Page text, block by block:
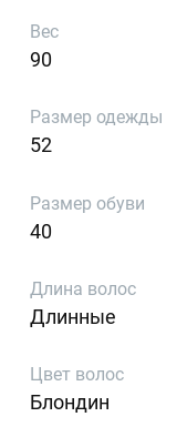
Вес
90
Размер одежды
52
Размер обуви
40
Длина волос
Длинные
Цвет волос
Блондин